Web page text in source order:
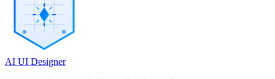
AI UI Designer